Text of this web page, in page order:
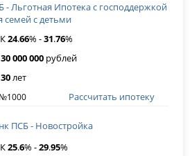
- Льготная Ипотека с господдержкой
семей с детьми
24.66% -31.76%
30 000 000 рублей
30лет
Рассчитать ипотеку
ПСБ - Новостройка
25.6% -29.95%